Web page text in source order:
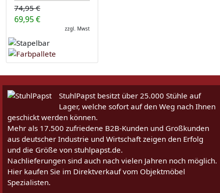
74,95 €
69,95 €
zzgl. Mwst
StuhlPapst besitzt über 25.000 Stühle auf
Lager, welche sofort auf den Weg nach Ihnen
geschickt werden können.
Mehr als 17.500 zufriedene B2B-Kunden und Großkunden
aus deutscher Industrie und Wirtschaft zeigen den Erfolg
und die Größe von stuhlpapst.de.
Nachlieferungen sind auch nach vielen Jahren noch möglich.
Hier kaufen Sie im Direktverkauf vom Objektmöbel
Spezialisten.